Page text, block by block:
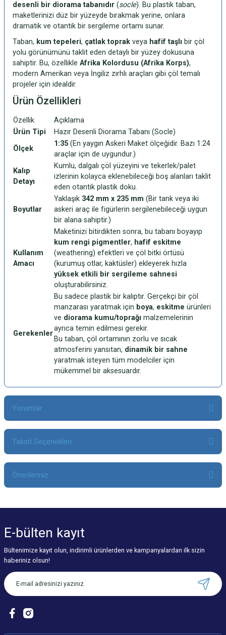
desenli bir diorama tabanıdır (socle). Bu plastik taban,
maketlerinizi düz bir yüzeyde bırakmak yerine, onlara
dramatik ve otantik bir sergileme ortamı sunar.
Taban, kum tepeleri, çatlak toprak veya hafif taşlı bir çöl
yolu görünümünü taklit eden detaylı bir yüzey dokusuna
sahiptir. Bu, özellikle Afrika Kolordusu (Afrika Korps),
modern Amerikan veya İngiliz zırhlı araçları gibi çöl temalı
projeler için idealdir.
Ürün Özellikleri
Özellik
Açıklama
Ürün Tipi
Hazır Desenli Diorama Tabanı (Socle)
Ölçek
1:35 (En yaygın Askeri Maket ölçeğidir. Bazı 1:24
araçlar için de uygundur.)
Kalıp
Detayı
Kumlu, dalgalı çöl yüzeyini ve tekerlek/palet
izlerinin kolayca eklenebileceği boş alanları taklit
eden otantik plastik doku.
Boyutlar
Yaklaşık 342 mm x 235 mm (Bir tank veya iki
askeri araç ile figürlerin sergilenebileceği uygun
bir alana sahiptir.)
Kullanım
Amacı
Maketinizi bitirdikten sonra, bu tabanı boyayıp
kum rengi pigmentler, hafif eskitme
(weathering) efektleri ve çöl bitki örtüsü
(kurumuş otlar, kaktüsler) ekleyerek hızla
yüksek etkili bir sergileme sahnesi
oluşturabilirsiniz.
Gerekenler
Bu sadece plastik bir kalıptır. Gerçekçi bir çöl
manzarası yaratmak için boya, eskitme ürünleri
ve diorama kumu/toprağı malzemelerinin
ayrıca temin edilmesi gerekir.
Bu taban, çöl ortamının zorlu ve sıcak
atmosferini yansıtan, dinamik bir sahne
yaratmak isteyen tüm modelciler için
mükemmel bir aksesuardır.
Yorumlar
Bu ürüne ilk yorumu siz yapın!
Taksit Seçenekleri
Önerileriniz
Görüş ve önerileriniz için teşekkür ederiz.
Ürün resmi kalitesiz, bozuk veya görüntülenemiyor.
Ürün açıklamasında eksik bilgiler bulunuyor.
Ürün bilgilerinde hatalar bulunuyor.
Bu ürüne benzer farklı alternatifler olmalı.
E-bülten kayıt
Bültenimize kayıt olun, indirimli ürünlerden ve kampanyalardan ilk sizin
haberiniz olsun!